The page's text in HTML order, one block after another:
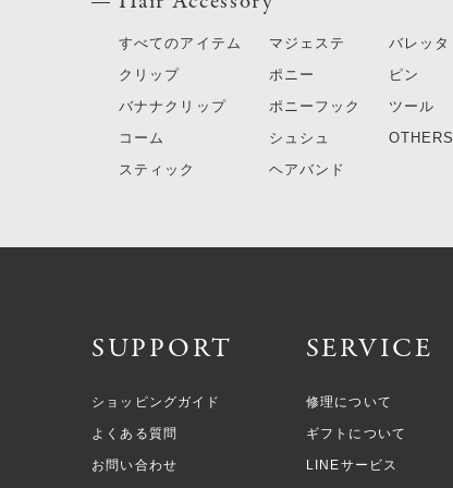
すべてのアイテム
クリップ
バナナクリップ
コーム
スティック
マジェステ
ポニー
ポニーフック
シュシュ
ヘアバンド
バレッタ
ピン
ツール
OTHERS
SUPPORT
ショッピングガイド
よくある質問
お問い合わせ
SERVICE
修理について
ギフトについて
LINEサービス